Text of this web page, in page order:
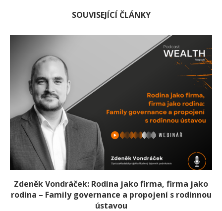
SOUVISEJÍCÍ ČLÁNKY
Zdeněk Vondráček: Rodina jako firma, firma jako
rodina – Family governance a propojení s rodinnou
ústavou